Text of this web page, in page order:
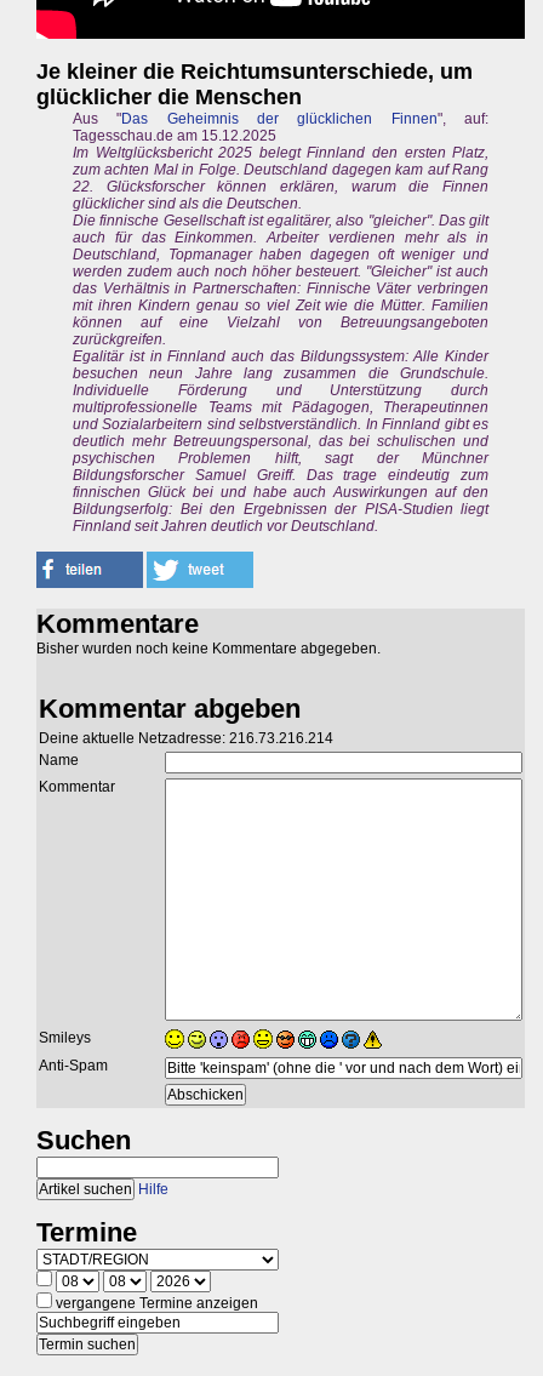
Je kleiner die Reichtumsunterschiede, um
glücklicher die Menschen
Aus "Das Geheimnis der glücklichen Finnen", auf:
Tagesschau.de am 15.12.2025
Im Weltglücksbericht 2025 belegt Finnland den ersten Platz,
zum achten Mal in Folge. Deutschland dagegen kam auf Rang
22. Glücksforscher können erklären, warum die Finnen
glücklicher sind als die Deutschen.
Die finnische Gesellschaft ist egalitärer, also "gleicher". Das gilt
auch für das Einkommen. Arbeiter verdienen mehr als in
Deutschland, Topmanager haben dagegen oft weniger und
werden zudem auch noch höher besteuert. "Gleicher" ist auch
das Verhältnis in Partnerschaften: Finnische Väter verbringen
mit ihren Kindern genau so viel Zeit wie die Mütter. Familien
können auf eine Vielzahl von Betreuungsangeboten
zurückgreifen.
Egalitär ist in Finnland auch das Bildungssystem: Alle Kinder
besuchen neun Jahre lang zusammen die Grundschule.
Individuelle Förderung und Unterstützung durch
multiprofessionelle Teams mit Pädagogen, Therapeutinnen
und Sozialarbeitern sind selbstverständlich. In Finnland gibt es
deutlich mehr Betreuungspersonal, das bei schulischen und
psychischen Problemen hilft, sagt der Münchner
Bildungsforscher Samuel Greiff. Das trage eindeutig zum
finnischen Glück bei und habe auch Auswirkungen auf den
Bildungserfolg: Bei den Ergebnissen der PISA-Studien liegt
Finnland seit Jahren deutlich vor Deutschland.
Kommentare
Bisher wurden noch keine Kommentare abgegeben.
Kommentar abgeben
Deine aktuelle Netzadresse: 216.73.216.214
Name
Kommentar
Smileys
Anti-Spam
Suchen
Hilfe
Termine
vergangene Termine anzeigen